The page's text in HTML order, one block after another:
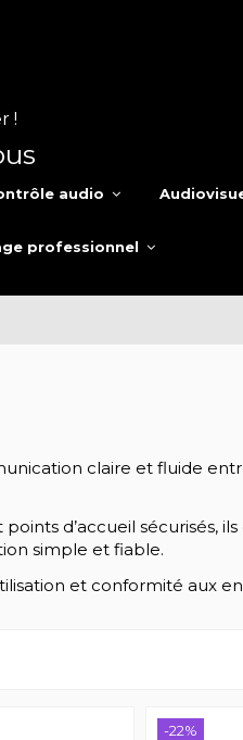
!
audio
professionnel
claire et fluide
d’accueil sécurisés,
simple et fiable.
et conformité aux
-22%